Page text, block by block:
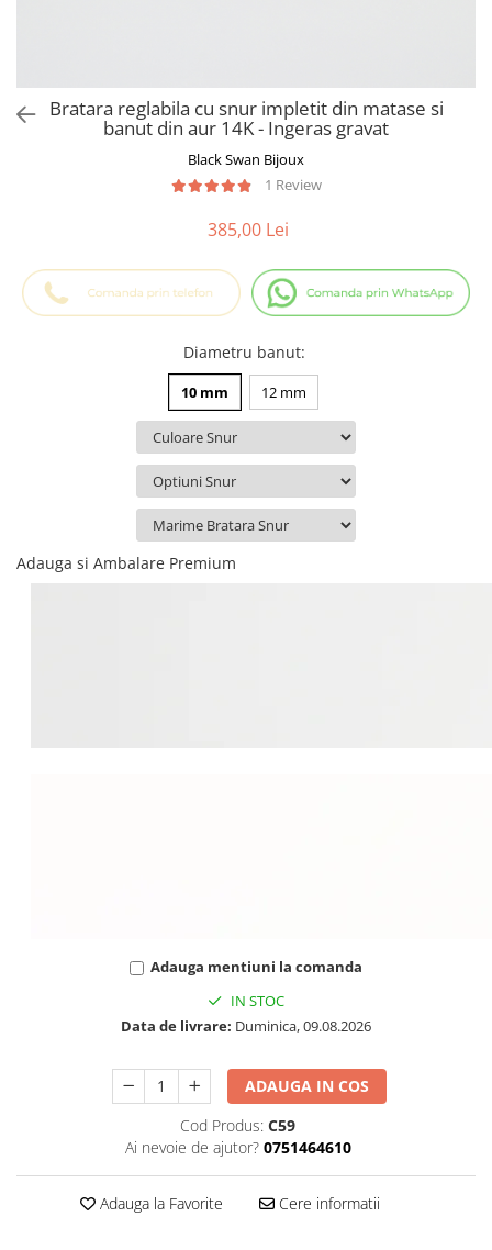
Profesoare
Cadouri Cupluri
Bijuterii Tematice Sport
Bijuterii cu mesaj Motivational
Bijuterii personalizate cu poza
Bratara reglabila cu snur impletit din matase si
banut din aur 14K - Ingeras gravat
Black Swan Bijoux
1 Review
385,00 Lei
Diametru banut:
10 mm 12 mm
Adauga si Ambalare Premium
Adauga mentiuni la comanda
IN STOC
Data de livrare: Duminica, 09.08.2026
ADAUGA IN COS
Cod Produs: C59
Ai nevoie de ajutor? 0751464610
Adauga la Favorite Cere informatii